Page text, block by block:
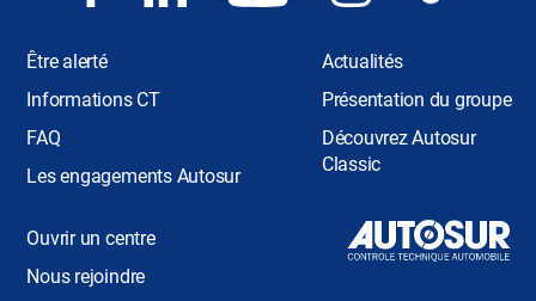
Être alerté
Informations CT
FAQ
Les engagements Autosur
Actualités
Présentation du groupe
Découvrez Autosur
Classic
Ouvrir un centre
Nous rejoindre